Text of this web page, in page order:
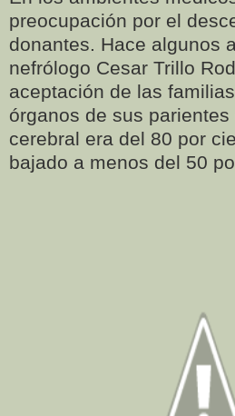
preocupación por el
donantes. Hace algunos
nefrólogo Cesar Trillo
aceptación de las
órganos de sus parientes
cerebral era del 80 por
bajado a menos del 50